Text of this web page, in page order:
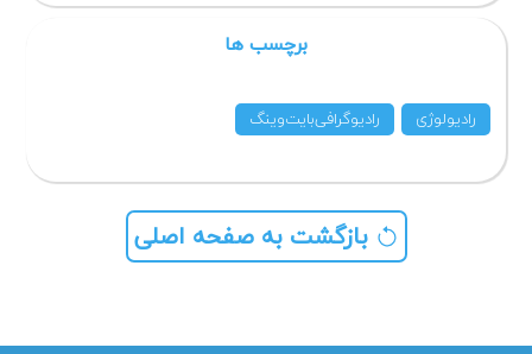
برچسب ها
رادیولوژی رادیوگرافی‌‌بایت‌وینگ
بازگشت به صفحه اصلی